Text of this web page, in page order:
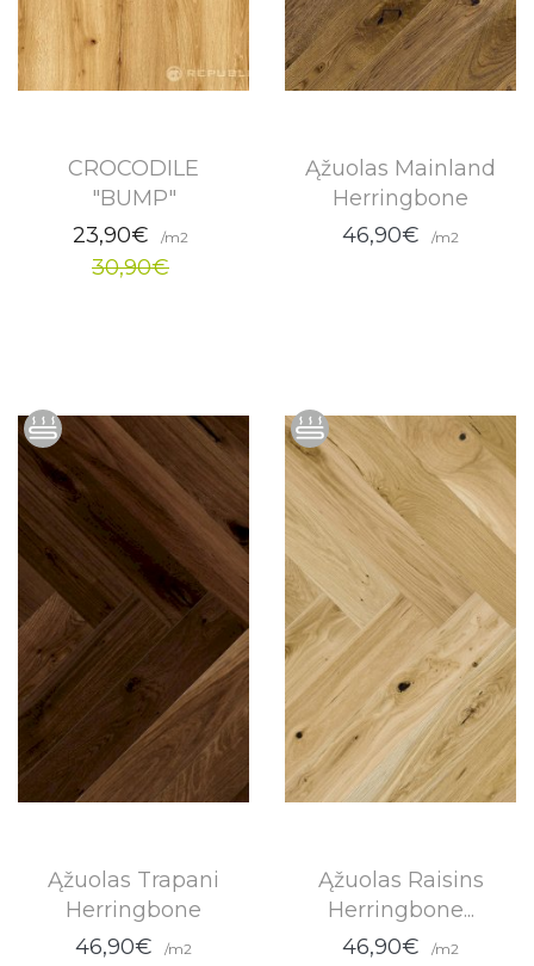
CROCODILE
"BUMP"
23,90€
/m2
30,90€
Ąžuolas Mainland
Herringbone
46,90€
/m2
Ąžuolas Trapani
Herringbone
46,90€
/m2
Ąžuolas Raisins
Herringbone...
46,90€
/m2